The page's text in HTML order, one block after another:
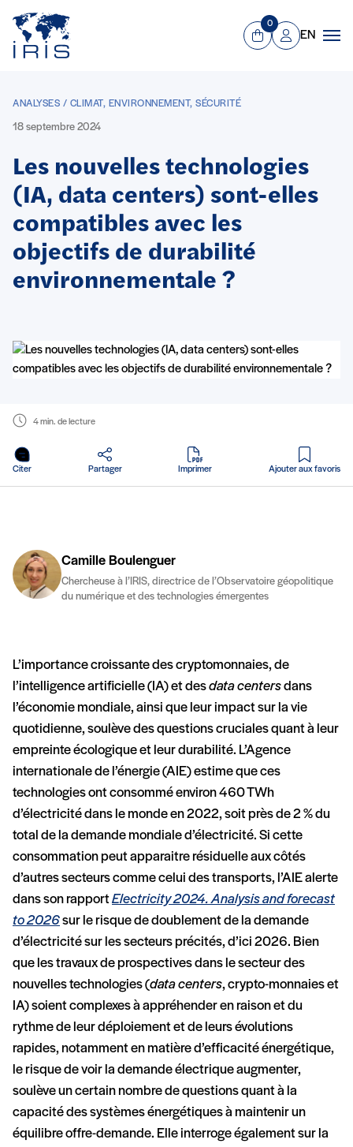
Aller au contenu principal
Panier
0
Mon compte
EN
ANALYSES / CLIMAT, ENVIRONNEMENT, SÉCURITÉ
18 septembre 2024
Les nouvelles technologies
(IA, data centers) sont-elles
compatibles avec les
objectifs de durabilité
environnementale ?
4 min. de lecture
Citer Partager Imprimer
en PDF
Ajouter aux favoris
Camille Boulenguer
Chercheuse à l’IRIS, directrice de l’Observatoire géopolitique
du numérique et des technologies émergentes
L’importance croissante des cryptomonnaies, de
l’intelligence artificielle (IA) et desdata centersdans
l’économie mondiale, ainsi que leur impact sur la vie
quotidienne, soulève des questions cruciales quant à leur
empreinte écologique et leur durabilité. L’Agence
internationale de l’énergie (AIE) estime que ces
technologies ont consommé environ 460 TWh
d’électricité dans le monde en 2022, soit près de 2 % du
total de la demande mondiale d’électricité. Si cette
consommation peut apparaitre résiduelle aux côtés
d’autres secteurs comme celui des transports, l’AIE alerte
dans son rapportElectricity 2024. Analysis and forecast
to 2026sur le risque de doublement de la demande
d’électricité sur les secteurs précités, d’ici 2026. Bien
que les travaux de prospectives dans le secteur des
nouvelles technologies (data centers, crypto-monnaies et
IA) soient complexes à appréhender en raison et du
rythme de leur déploiement et de leurs évolutions
rapides, notamment en matière d’efficacité énergétique,
le risque de voir la demande électrique augmenter,
soulève un certain nombre de questions quant à la
capacité des systèmes énergétiques à maintenir un
équilibre offre-demande. Elle interroge également sur la